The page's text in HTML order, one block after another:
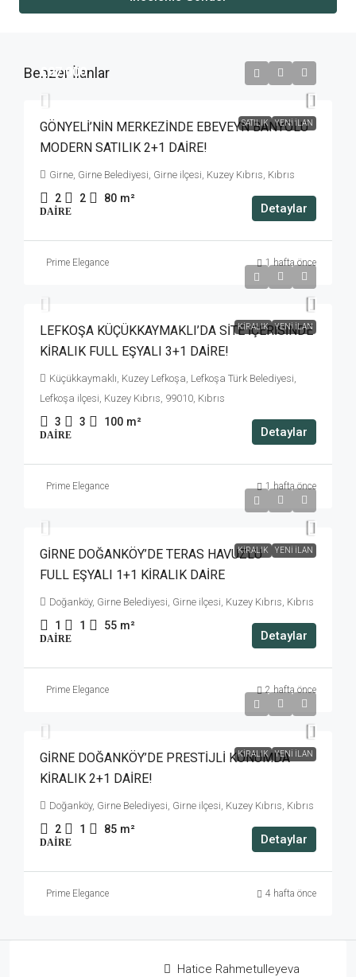
Benzer İlanlar
SATILIK YENI İLAN
£97,000
GÖNYELİ’NİN MERKEZİNDE EBEVEYN BANYOLU
MODERN SATILIK 2+1 DAİRE!
Girne, Girne Belediyesi, Girne ilçesi, Kuzey Kıbrıs, Kıbrıs
2 2 80 m²
DAIRE Detaylar
Prime Elegance 1 hafta önce
KIRALIK YENI İLAN
LEFKOŞA KÜÇÜKKAYMAKLI’DA SİTE İÇERİSİNDE
KİRALIK FULL EŞYALI 3+1 DAİRE!
Küçükkaymaklı, Kuzey Lefkoşa, Lefkoşa Türk Belediyesi,
Lefkoşa ilçesi, Kuzey Kıbrıs, 99010, Kıbrıs
3 3 100 m²
DAIRE Detaylar
Prime Elegance 1 hafta önce
KIRALIK YENI İLAN
GİRNE DOĞANKÖY’DE TERAS HAVUZLU
FULL EŞYALI 1+1 KİRALIK DAİRE
Doğanköy, Girne Belediyesi, Girne ilçesi, Kuzey Kıbrıs, Kıbrıs
1 1 55 m²
DAIRE Detaylar
Prime Elegance 2 hafta önce
KIRALIK YENI İLAN
GİRNE DOĞANKÖY’DE PRESTİJLİ KONUMDA
KİRALIK 2+1 DAİRE!
Doğanköy, Girne Belediyesi, Girne ilçesi, Kuzey Kıbrıs, Kıbrıs
2 1 85 m²
DAIRE Detaylar
Prime Elegance 4 hafta önce
Hatice Rahmetulleyeva